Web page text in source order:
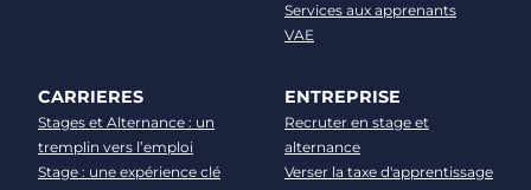
Services aux apprenants
VAE
CARRIERES
Stages et Alternance : un
tremplin vers l’emploi
Stage : une expérience clé
ENTREPRISE
Recruter en stage et
alternance
Verser la taxe d'apprentissage